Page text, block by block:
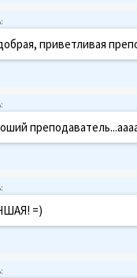
приветливая
=)